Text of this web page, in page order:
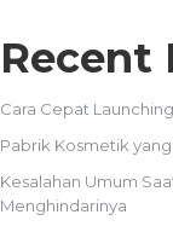
Recent
Cara Cepat
Pabrik Kosmetik
Kesalahan Umum
Menghindarinya